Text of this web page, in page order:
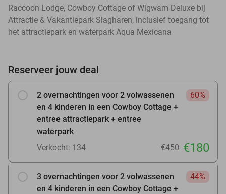
Raccoon Lodge, Cowboy Cottage of Wigwam Deluxe bij
Attractie & Vakantiepark Slagharen, inclusief toegang tot
het attractiepark en waterpark Aqua Mexicana
Reserveer jouw deal
2 overnachtingen voor 2 volwassenen
en 4 kinderen in een Cowboy Cottage +
entree attractiepark + entree
waterpark
60%
Verkocht: 134 €450 €180
3 overnachtingen voor 2 volwassenen
en 4 kinderen in een Cowboy Cottage +
44%